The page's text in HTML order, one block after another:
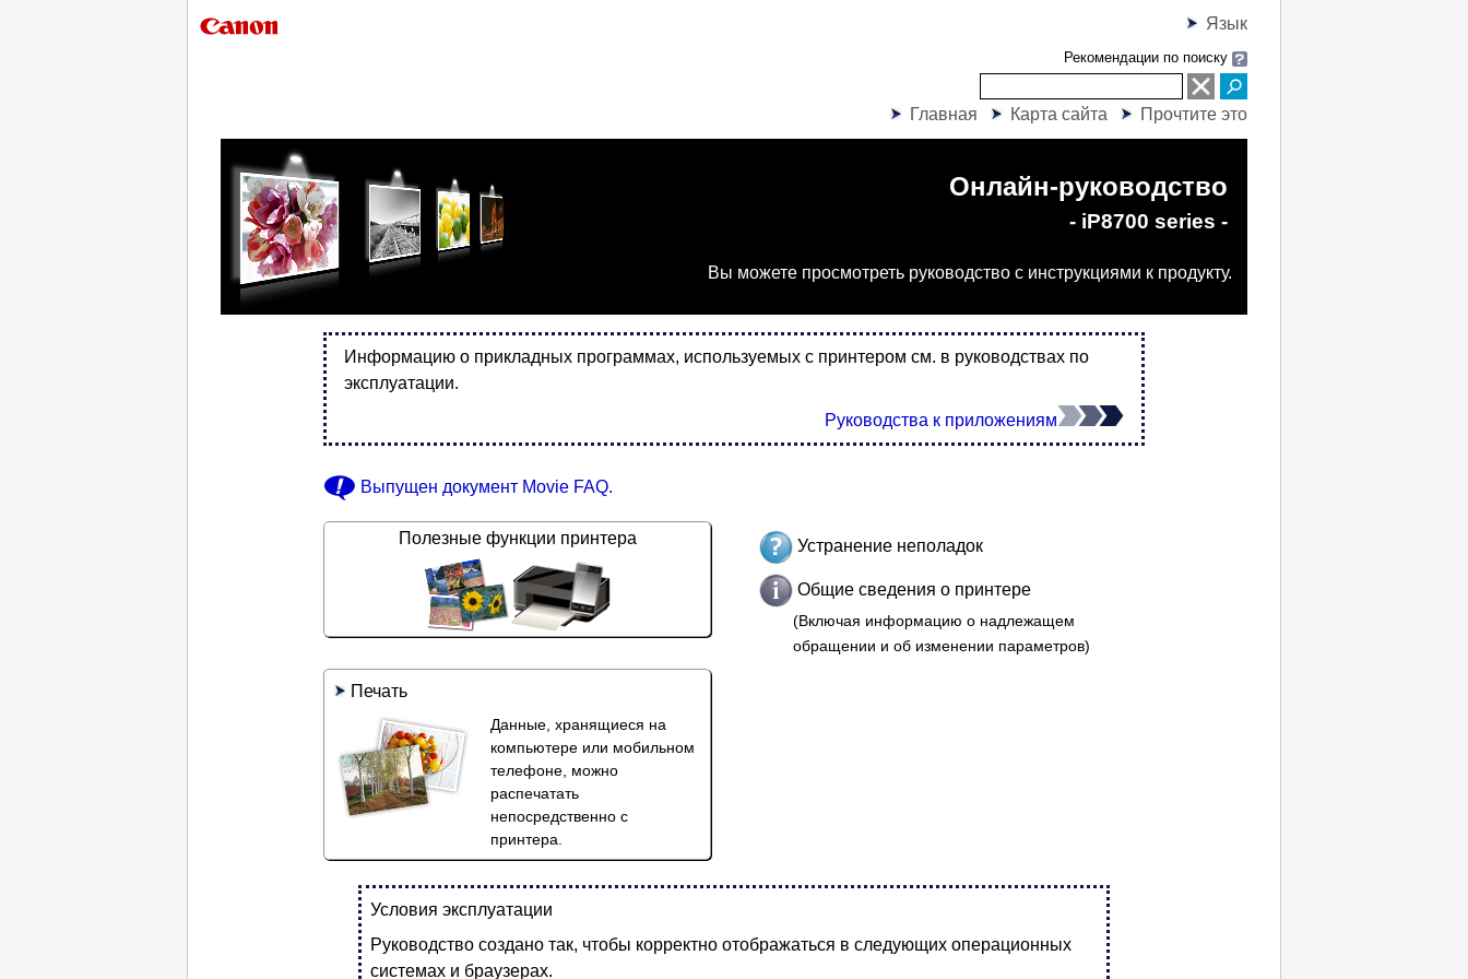
Язык
Рекомендации по поиску
Главная Карта сайта Прочтите это
Онлайн-руководство
- iP8700 series -
Вы можете просмотреть руководство с инструкциями к продукту.
Информацию о прикладных программах, используемых с принтером см. в руководствах по
эксплуатации.
Руководства к приложениям
Выпущен документ Movie FAQ.
Полезные функции принтера Устранение неполадок
Общие сведения о принтере
(Включая информацию о надлежащем
обращении и об изменении параметров)
Печать
Данные, хранящиеся на
компьютере или мобильном
телефоне, можно
распечатать
непосредственно с
принтера.
Условия эксплуатации
Руководство создано так, чтобы корректно отображаться в следующих операционных
системах и браузерах.